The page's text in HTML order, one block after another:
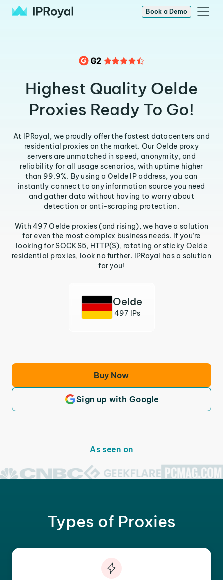
Book a Demo
Highest Quality Oelde
Proxies Ready To Go!
At IPRoyal, we proudly offer the fastest datacenters and
residential proxies on the market. Our Oelde proxy
servers are unmatched in speed, anonymity, and
reliability for all usage scenarios, with uptime higher
than 99.9%. By using a Oelde IP address, you can
instantly connect to any information source you need
and gather data without having to worry about
detection or anti-scraping protection.
With 497 Oelde proxies (and rising), we have a solution
for even the most complex business needs. If you’re
looking for SOCKS5, HTTP(S), rotating or sticky Oelde
residential proxies, look no further. IPRoyal has a solution
for you!
Oelde
497 IPs
Buy Now
Sign up with Google
As seen on
Types of Proxies